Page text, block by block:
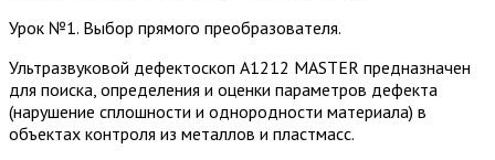
Урок №1. Выбор прямого преобразователя.
Ультразвуковой дефектоскоп А1212 MASTER предназначен
для поиска, определения и оценки параметров дефекта
(нарушение сплошности и однородности материала) в
объектах контроля из металлов и пластмасс.